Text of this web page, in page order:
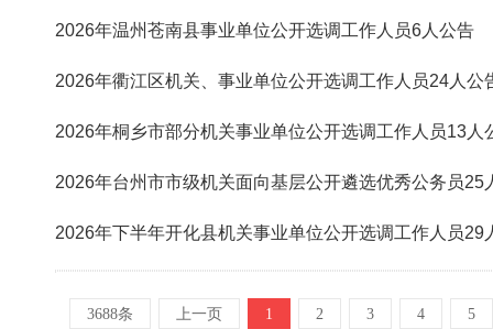
2026年温州苍南县事业单位公开选调工作人员6人公告
2026年衢江区机关、事业单位公开选调工作人员24人公
2026年桐乡市部分机关事业单位公开选调工作人员13人
2026年台州市市级机关面向基层公开遴选优秀公务员25
2026年下半年开化县机关事业单位公开选调工作人员29
3688条 上一页 1 2 3 4
5